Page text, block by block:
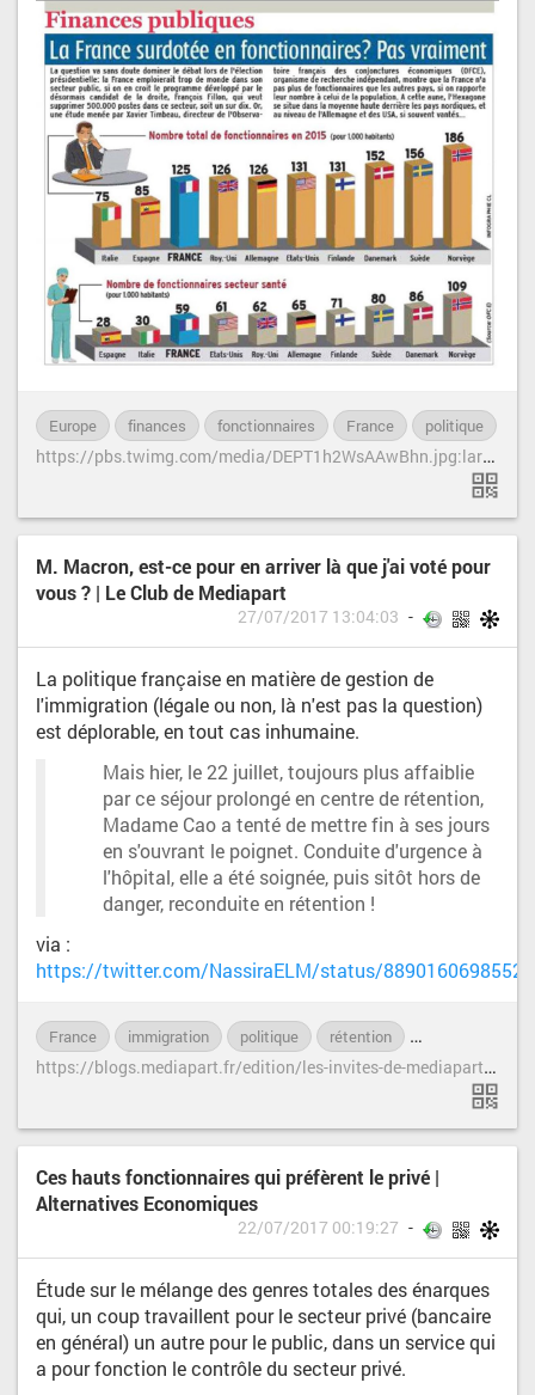
Europe finances fonctionnaires France politique
h
ttps://pbs.twimg.com/media/DEPT1h2WsAAwBhn.jpg:large
M. Macron, est-ce pour en arriver là que j'ai voté pour
vous ? | Le Club de Mediapart
27/07/2017 13:04:03
La politique française en matière de gestion de
l'immigration (légale ou non, là n'est pas la question)
est déplorable, en tout cas inhumaine.
Mais hier, le 22 juillet, toujours plus affaiblie
par ce séjour prolongé en centre de rétention,
Madame Cao a tenté de mettre fin à ses jours
en s'ouvrant le poignet. Conduite d'urgence à
l'hôpital, elle a été soignée, puis sitôt hors de
danger, reconduite en rétention !
via :
https://twitter.com/NassiraELM/status/
France immigration politique rétention
h
ttps://blogs.mediapart.fr/edition/les-invites-de-mediapart/article/220717/m-macron-est-ce-pour-en-arriver-la-que-jai-vote-pour-vous
Ces hauts fonctionnaires qui préfèrent le privé |
Alternatives Economiques
22/07/2017 00:19:27
Étude sur le mélange des genres totales des énarques
qui, un coup travaillent pour le secteur privé (bancaire
en général) un autre pour le public, dans un service qui
a pour fonction le contrôle du secteur privé.